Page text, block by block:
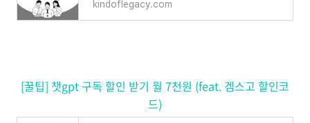
kindoflegacy.com
[꿀팁] 챗gpt 구독 할인 받기 월 7천원 (feat. 겜스고 할인코
드)